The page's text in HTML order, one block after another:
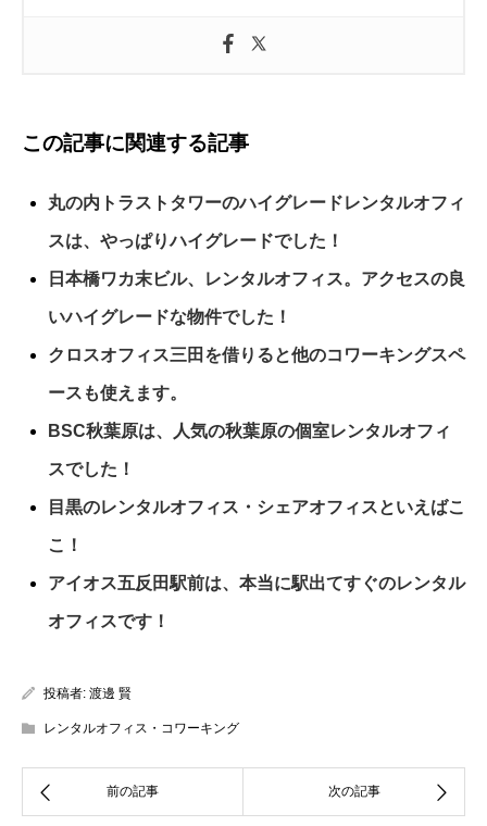
この記事に関連する記事
丸の内トラストタワーのハイグレードレンタルオフィ
スは、やっぱりハイグレードでした！
日本橋ワカ末ビル、レンタルオフィス。アクセスの良
いハイグレードな物件でした！
クロスオフィス三田を借りると他のコワーキングスペ
ースも使えます。
BSC秋葉原は、人気の秋葉原の個室レンタルオフィ
スでした！
目黒のレンタルオフィス・シェアオフィスといえばこ
こ！
アイオス五反田駅前は、本当に駅出てすぐのレンタル
オフィスです！
投稿者: 渡邊 賢
レンタルオフィス・コワーキング